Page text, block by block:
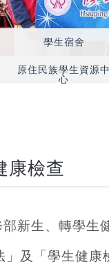
學生宿舍
原住民族學生資源中
心
康檢查
新生、轉學生
及「學生健